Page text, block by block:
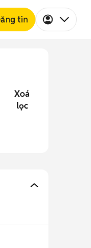
tin
Xoá
lọc